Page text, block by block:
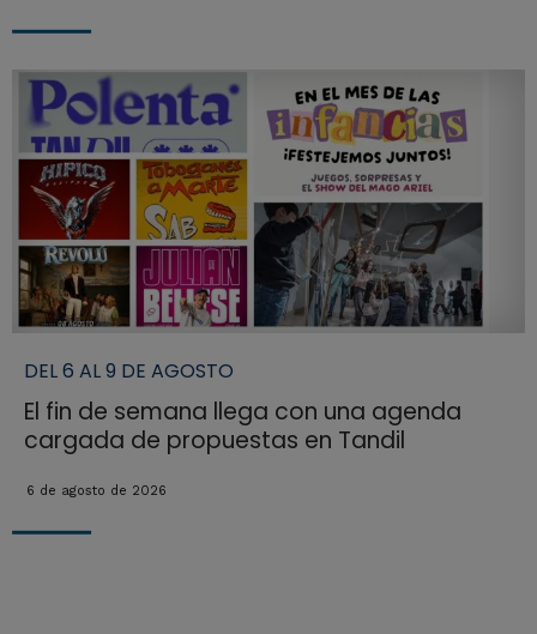
DEL 6 AL 9 DE AGOSTO
El fin de semana llega con una agenda
cargada de propuestas en Tandil
6 de agosto de 2026